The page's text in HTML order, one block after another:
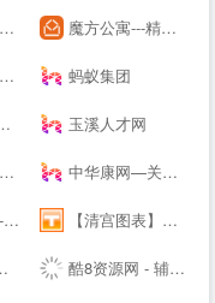
魔方公寓---精品单身青年白领公寓出租|酒店式爱情公寓租房
蚂蚁集团
玉溪人才网
中华康网—关注生活，关注健康！
【清宫图表】生男生女清宫图表|2022生男生女预测表-生育帮 - 生男生女帮
酷8资源网 - 辅助网,善恶资源网,游戏助手,小刀娱乐网,破解软件分享,最全面的免费资源平台!